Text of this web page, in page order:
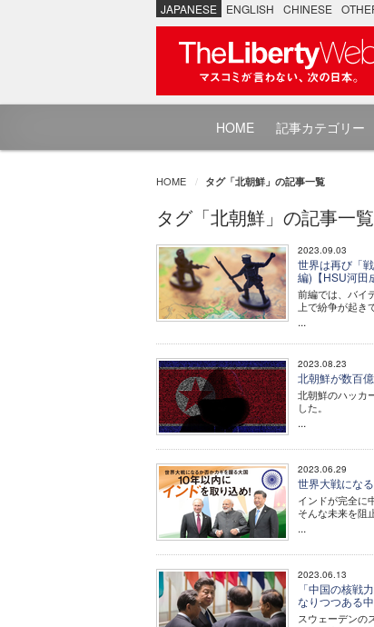
JAPANESE ENGLISH CHINESE
HOME 記事カテゴリー
HOME タグ「北朝鮮」の記事一覧
タグ「北朝鮮」の記事一覧
2023.09.03
世界は再び「
編)【HSU河田
前編では、バイ
上で紛争が起き
...
2023.08.23
北朝鮮が数百
北朝鮮のハッカ
した。
...
2023.06.29
世界大戦にな
インドが完全に
そんな未来を阻
...
2023.06.13
「中国の核戦
なりつつある
スウェーデンの